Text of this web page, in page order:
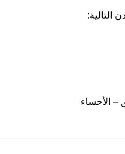
التالية:
– الأحساء